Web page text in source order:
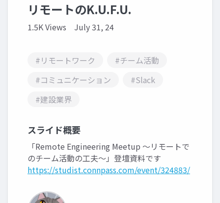
リモートのK.U.F.U.
1.5K Views July 31, 24
#リモートワーク
#チーム活動
#コミュニケーション
#Slack
#建設業界
スライド概要
「Remote Engineering Meetup ～リモートで
のチーム活動の工夫～」登壇資料です
https://studist.connpass.com/event/324883/